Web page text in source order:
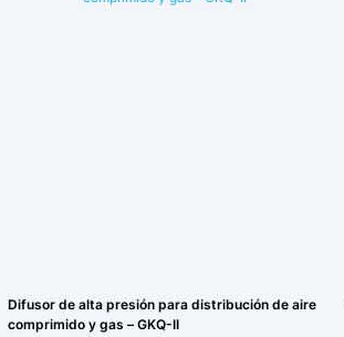
Difusor de alta presión para distribución de aire
comprimido y gas – GKQ-II